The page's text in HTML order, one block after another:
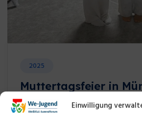
Einwilligung
2025
Muttertagsfeier in
We-Jugend